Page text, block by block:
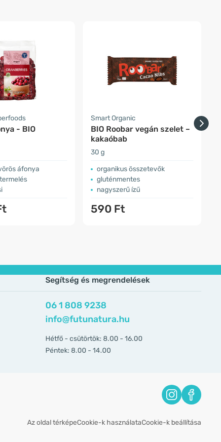
- BIO
áfonya
Smart Organic
BIO Roobar vegán szelet –
kakaóbab
30 g
organikus összetevők
gluténmentes
nagyszerű ízű
590 Ft
Segítség és megrendelések
06 1 808 9238
info@futunatura.hu
Hétfő - csütörtök: 8.00 - 16.00
Péntek: 8.00 - 14.00
Az oldal térképeCookie-k használataCookie-k beállítása